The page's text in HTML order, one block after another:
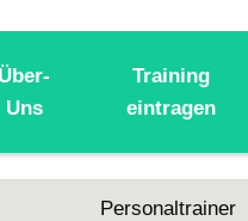
Über-
Uns
Training
eintragen
Personaltrainer